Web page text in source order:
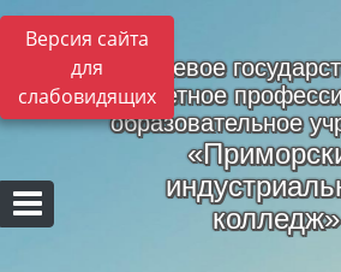
Версия сайта
для
слабовидящих
Краевое
бюджетное
образовательное
колледж»